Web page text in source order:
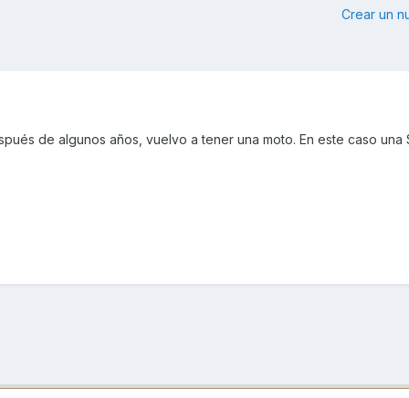
Crear un
de algunos años, vuelvo a tener una moto. En este caso una